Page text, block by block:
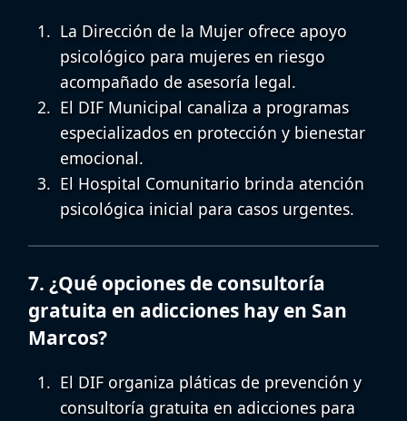
La Dirección de la Mujer ofrece apoyo
psicológico para mujeres en riesgo
acompañado de asesoría legal.
El DIF Municipal canaliza a programas
especializados en protección y bienestar
emocional.
El Hospital Comunitario brinda atención
psicológica inicial para casos urgentes.
7. ¿Qué opciones de consultoría
gratuita en adicciones hay en San
Marcos?
El DIF organiza pláticas de prevención y
consultoría gratuita en adicciones para